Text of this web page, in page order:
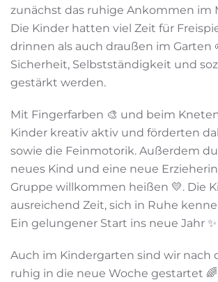
zunächst das ruhige Ankommen im
Die Kinder hatten viel Zeit für
drinnen als auch draußen im Garten
Sicherheit, Selbstständigkeit und
gestärkt werden.
Mit Fingerfarben 🎨 und beim
Kinder kreativ aktiv und förderten
sowie die Feinmotorik. Außerdem
neues Kind und eine neue
Gruppe willkommen heißen 💛. Die
ausreichend Zeit, sich in Ruhe
Ein gelungener Start ins neue Jahr ✨
Auch im Kindergarten sind wir nach
ruhig in die neue Woche gestartet